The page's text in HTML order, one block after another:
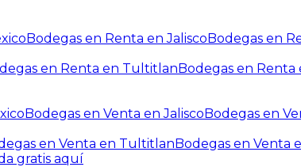
Bodegas en Renta en JaliscoBodegas en
en Renta en TultitlanBodegas en
Bodegas en Venta en JaliscoBodegas en
en Venta en TultitlanBodegas en Venta
gratis aquí